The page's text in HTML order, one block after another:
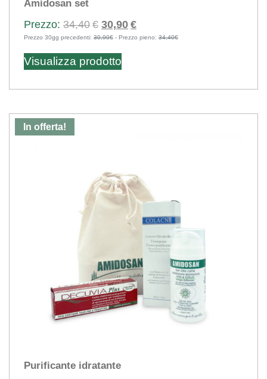
Amidosan set
34,40 € Il
prezzo
originale
era:
34,40€.
30,90 €Il
prezzo
30,90€.
Prezzo 30gg precedenti: 30,90€ - Prezzo pieno: 34,40€
Visualizza prodotto
In offerta!
Purificante idratante